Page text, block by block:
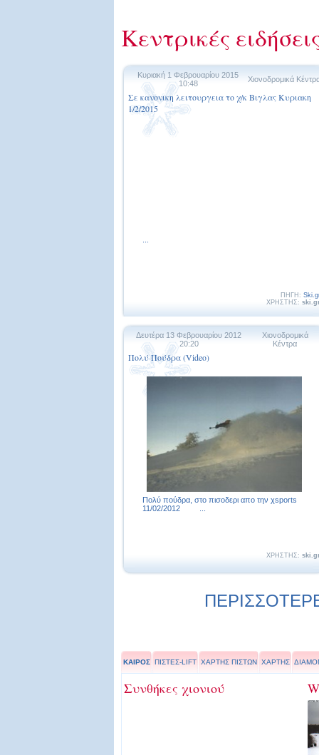
Κεντρικές
Κυριακή 1 Φεβρουαρίου 2015
10:48
Χιονοδρομικά
Σε κανονικη λειτουργεια το χ/κ Βιγλας Κυριακη
1/2/2015
ΠΗΓΗ:
ΧΡΗΣΤΗΣ:
Δευτέρα 13 Φεβρουαρίου 2012
20:20
Χιονοδρομικά
Κέντρα
Πολύ Πούδρα (Video)
Πολύ πούδρα, στο πισοδερι απο την χsports
11/02/2012 ...
ΧΡΗΣΤΗΣ:
ΚΑΙΡΟΣ ΠΙΣΤΕΣ-LIFT ΧΑΡΤΗΣ ΠΙΣΤΩΝ ΧΑΡΤΗΣ
Συνθήκες χιονιού